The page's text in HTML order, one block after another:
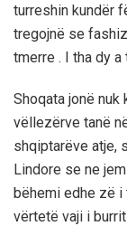
turreshin kundër
tregojnë se
tmerre . I tha dy
Shoqata jonë
vëllezërve tanë
shqiptarëve atje,
Lindore se ne
bëhemi edhe zë i
vërtetë vaji i